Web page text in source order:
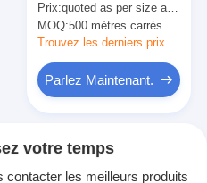
plusieurs options de
modèle
Prix:quoted as per size and quantity
MOQ:500 mètres carrés
Trouvez les derniers prix
Parlez Maintenant.
votre temps
contacter les meilleurs produits